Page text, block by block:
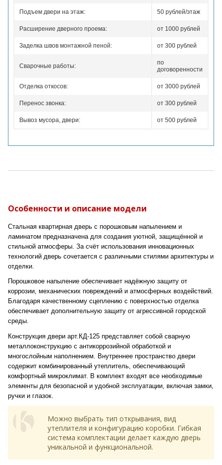
Подъем двери на этаж: 50 рублей/этаж
Расширение дверного проема: от 1000 рублей
Заделка швов монтажной пеной: от 300 рублей
Сварочные работы:
по
договоренности
Отделка откосов: от 3000 рублей
Перенос звонка: от 300 рублей
Вывоз мусора, двери: от 500 рублей
Особенности и описание модели
Стальная квартирная дверь с порошковым напылением и
ламинатом предназначена для создания уютной, защищённой и
стильной атмосферы. За счёт использования инновационных
технологий дверь сочетается с различными стилями архитектуры и
отделки.
Порошковое напыление обеспечивает надёжную защиту от
коррозии, механических повреждений и атмосферных воздействий.
Благодаря качественному сцеплению с поверхностью отделка
обеспечивает дополнительную защиту от агрессивной городской
среды.
Конструкция двери арт.КД-125 представляет собой сварную
металлоконструкцию с антикоррозийной обработкой и
многослойным наполнением. Внутреннее пространство двери
содержит комбинированный утеплитель, обеспечивающий
комфортный микроклимат. В комплект входят все необходимые
элементы для безопасной и удобной эксплуатации, включая замки,
ручки и глазок.
Можно выбрать тип открывания, вид
утеплителя и конфигурацию коробки. Гибкая
система комплектации делает каждую дверь
уникальной и функциональной.